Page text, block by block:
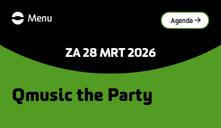
Menu Agenda
ZA 28 MRT 2026
Qmusic the Party